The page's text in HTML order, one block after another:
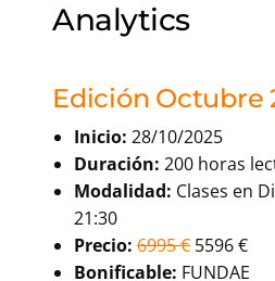
Analytics
Edición Octubre
Inicio: 28/10/2025
Duración: 200 horas
Modalidad: Clases en
21:30
Precio: 6995 € 5596 €
Bonificable: FUNDAE